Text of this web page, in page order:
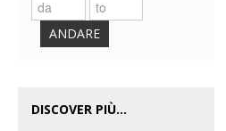
ANDARE
DISCOVER PIÙ...